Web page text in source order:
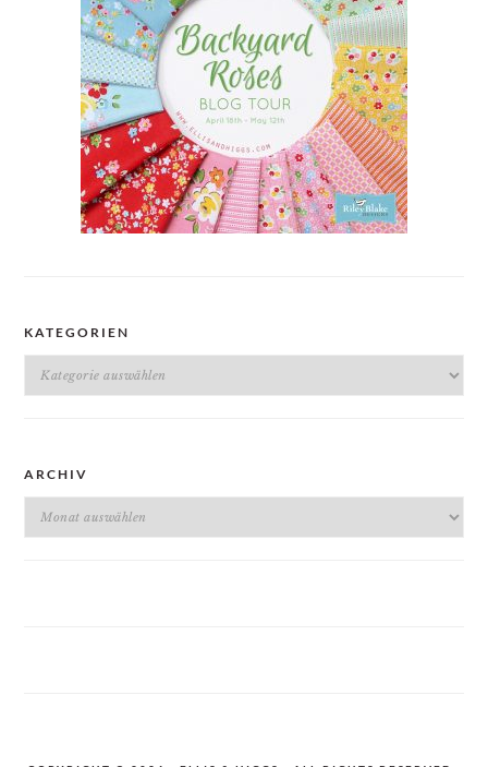
KATEGORIEN
Kategorien
ARCHIV
Archiv